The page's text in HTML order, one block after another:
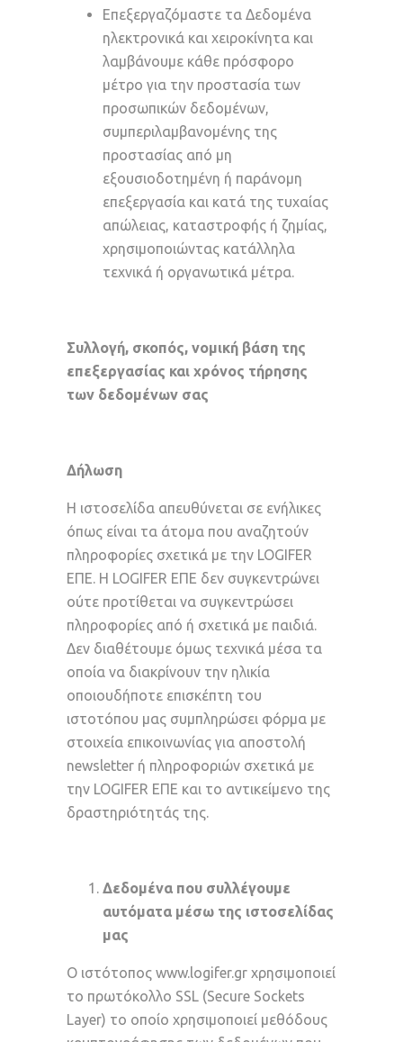
Επεξεργαζόμαστε τα Δεδομένα
ηλεκτρονικά και χειροκίνητα και
λαμβάνουμε κάθε πρόσφορο
μέτρο για την προστασία των
προσωπικών δεδομένων,
συμπεριλαμβανομένης της
προστασίας από μη
εξουσιοδοτημένη ή παράνομη
επεξεργασία και κατά της τυχαίας
απώλειας, καταστροφής ή ζημίας,
χρησιμοποιώντας κατάλληλα
τεχνικά ή οργανωτικά μέτρα.
Συλλογή, σκοπός, νομική βάση της
επεξεργασίας και χρόνος τήρησης
των δεδομένων σας
Δήλωση
Η ιστοσελίδα απευθύνεται σε ενήλικες
όπως είναι τα άτομα που αναζητούν
πληροφορίες σχετικά με την LOGIFER
ΕΠΕ. Η LOGIFER ΕΠΕ δεν συγκεντρώνει
ούτε προτίθεται να συγκεντρώσει
πληροφορίες από ή σχετικά με παιδιά.
Δεν διαθέτουμε όμως τεχνικά μέσα τα
οποία να διακρίνουν την ηλικία
οποιουδήποτε επισκέπτη του
ιστοτόπου μας συμπληρώσει φόρμα με
στοιχεία επικοινωνίας για αποστολή
newsletter ή πληροφοριών σχετικά με
την LOGIFER ΕΠΕ και το αντικείμενο της
δραστηριότητάς της.
Δεδομένα που συλλέγουμε
αυτόματα μέσω της ιστοσελίδας
μας
Ο ιστότοπος www.logifer.gr χρησιμοποιεί
το πρωτόκολλο SSL (Secure Sockets
Layer) το οποίο χρησιμοποιεί μεθόδους